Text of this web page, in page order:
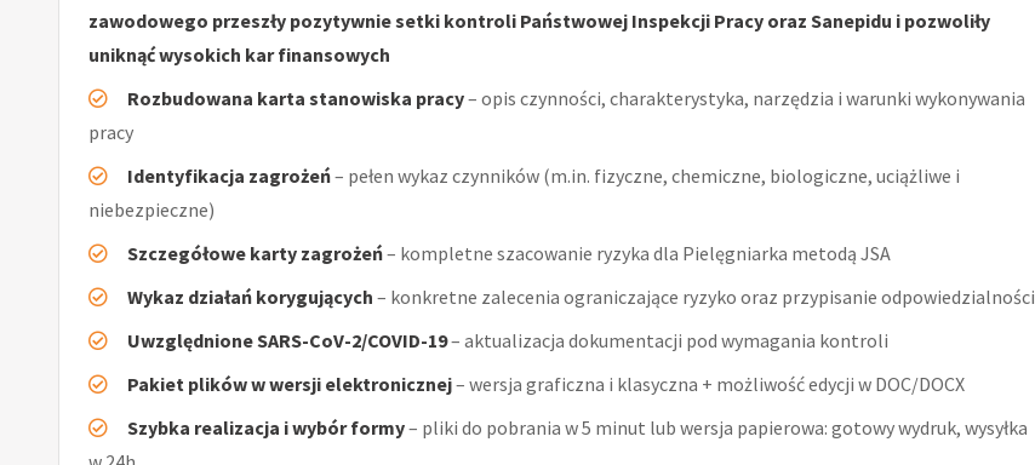
zawodowego przeszły pozytywnie setki kontroli Państwowej Inspekcji Pracy oraz Sanepidu i pozwoliły
uniknąć wysokich kar finansowych
Rozbudowana karta stanowiska pracy– opis czynności, charakterystyka, narzędzia i warunki wykonywania
pracy
Identyfikacja zagrożeń– pełen wykaz czynników (m.in. fizyczne, chemiczne, biologiczne, uciążliwe i
niebezpieczne)
Szczegółowe karty zagrożeń– kompletne szacowanie ryzyka dla Pielęgniarka metodą JSA
Wykaz działań korygujących – konkretne zalecenia ograniczające ryzyko oraz przypisanie odpowiedzialności
Uwzględnione SARS-CoV-2/COVID-19– aktualizacja dokumentacji pod wymagania kontroli
Pakiet plików w wersji elektronicznej– wersja graficzna i klasyczna + możliwość edycji w DOC/DOCX
Szybka realizacja i wybór formy– pliki do pobrania w 5 minut lub wersja papierowa: gotowy wydruk, wysyłka